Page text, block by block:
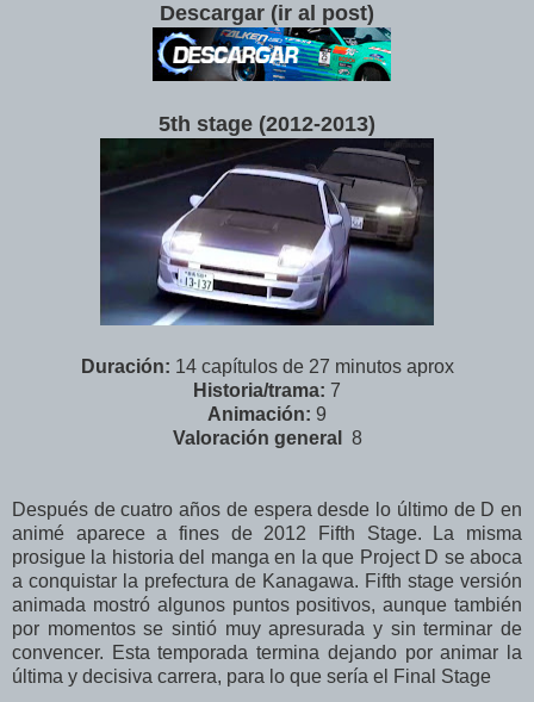
Descargar (ir al post)
5th stage (2012-2013)
Duración: 14 capítulos de 27 minutos aprox
Historia/trama: 7
Animación: 9
Valoración general 8
Después de cuatro años de espera desde lo último de D en
animé aparece a fines de 2012 Fifth Stage. La misma
prosigue la historia del manga en la que Project D se aboca
a conquistar la prefectura de Kanagawa. Fifth stage versión
animada mostró algunos puntos positivos, aunque también
por momentos se sintió muy apresurada y sin terminar de
convencer. Esta temporada termina dejando por animar la
última y decisiva carrera, para lo que sería el Final Stage